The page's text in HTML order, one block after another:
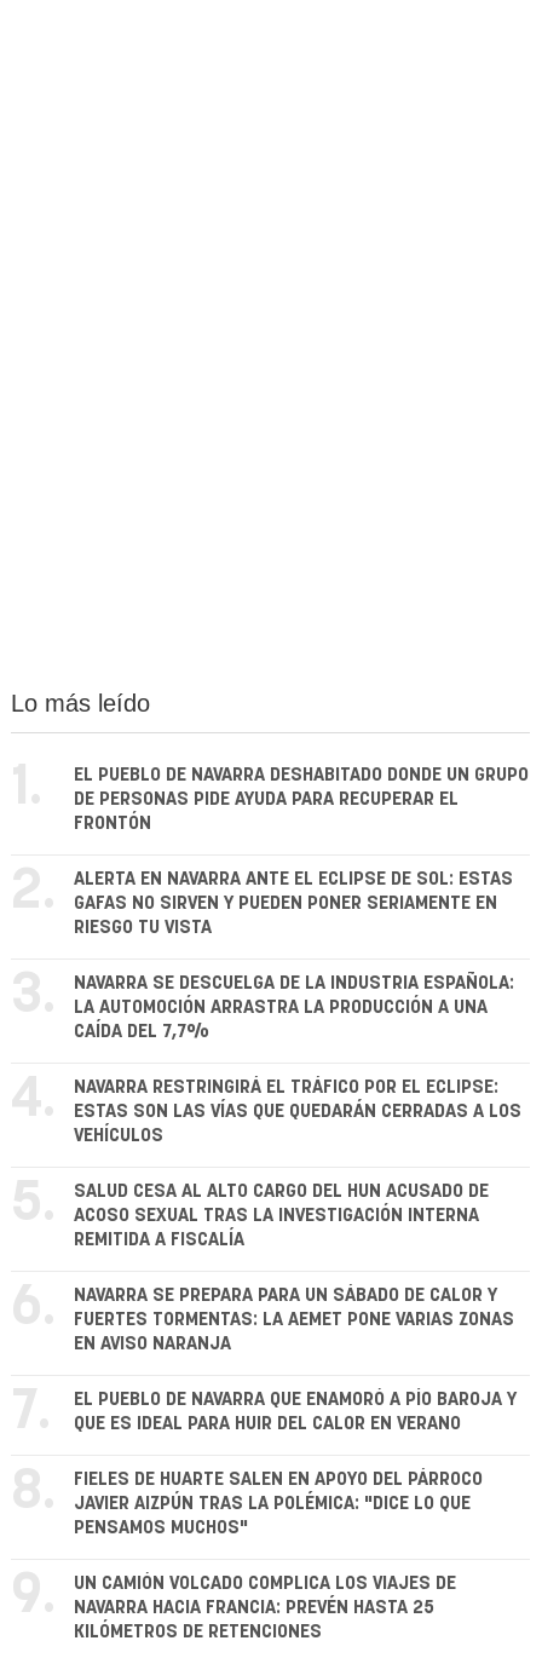
Lo más leído
1.
EL PUEBLO DE NAVARRA DESHABITADO DONDE UN GRUPO
DE PERSONAS PIDE AYUDA PARA RECUPERAR EL
FRONTÓN
2.
ALERTA EN NAVARRA ANTE EL ECLIPSE DE SOL: ESTAS
GAFAS NO SIRVEN Y PUEDEN PONER SERIAMENTE EN
RIESGO TU VISTA
3.
NAVARRA SE DESCUELGA DE LA INDUSTRIA ESPAÑOLA:
LA AUTOMOCIÓN ARRASTRA LA PRODUCCIÓN A UNA
CAÍDA DEL 7,7%
4.
NAVARRA RESTRINGIRÁ EL TRÁFICO POR EL ECLIPSE:
ESTAS SON LAS VÍAS QUE QUEDARÁN CERRADAS A LOS
VEHÍCULOS
5.
SALUD CESA AL ALTO CARGO DEL HUN ACUSADO DE
ACOSO SEXUAL TRAS LA INVESTIGACIÓN INTERNA
REMITIDA A FISCALÍA
6.
NAVARRA SE PREPARA PARA UN SÁBADO DE CALOR Y
FUERTES TORMENTAS: LA AEMET PONE VARIAS ZONAS
EN AVISO NARANJA
7.
EL PUEBLO DE NAVARRA QUE ENAMORÓ A PÍO BAROJA Y
QUE ES IDEAL PARA HUIR DEL CALOR EN VERANO
8.
FIELES DE HUARTE SALEN EN APOYO DEL PÁRROCO
JAVIER AIZPÚN TRAS LA POLÉMICA: "DICE LO QUE
PENSAMOS MUCHOS"
9.
UN CAMIÓN VOLCADO COMPLICA LOS VIAJES DE
NAVARRA HACIA FRANCIA: PREVÉN HASTA 25
KILÓMETROS DE RETENCIONES